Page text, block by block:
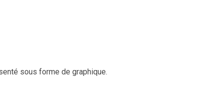
sous forme de graphique.